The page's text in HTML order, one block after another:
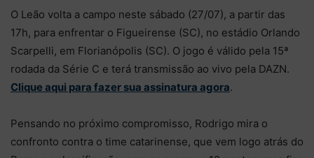
O Leão volta a campo neste sábado (27/07), a partir das
17h, para enfrentar o Figueirense (SC), no estádio Orlando
Scarpelli, em Florianópolis (SC). O jogo é válido pela 15ª
rodada da Série C e terá transmissão ao vivo pela DAZN.
Clique aqui para fazer sua assinatura agora.
Pensando no próximo compromisso, Rodrigo mira o
confronto contra o time catarinense, que vem logo atrás do